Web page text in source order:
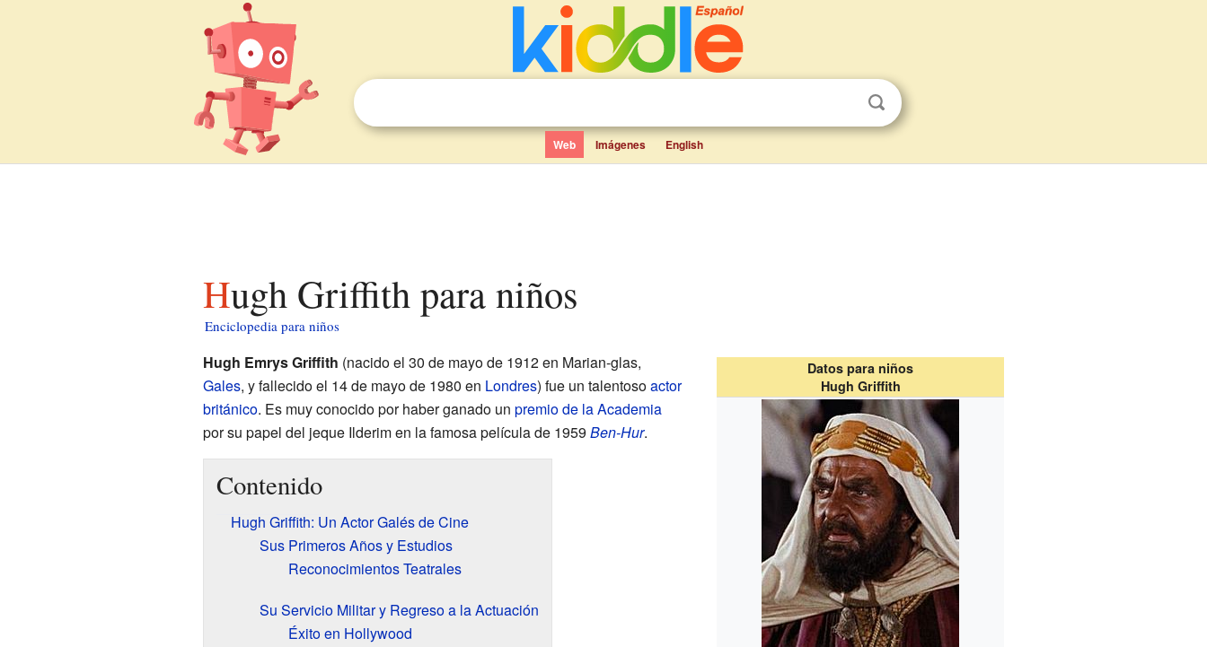
Web Imágenes English
Hugh Griffith para niños
Enciclopedia para niños
Datos para niños
Hugh Griffith
Hugh Emrys Griffith (nacido el 30 de mayo de 1912 en Marian-glas,
Gales, y fallecido el 14 de mayo de 1980 en Londres) fue un talentosoactor
británico. Es muy conocido por haber ganado un premio de la Academia
por su papel del jeque Ilderim en la famosa película de 1959 Ben-Hur.
Contenido
Hugh Griffith: Un Actor Galés de Cine
Sus Primeros Años y Estudios
Reconocimientos Teatrales
Su Servicio Militar y Regreso a la Actuación
Éxito en Hollywood